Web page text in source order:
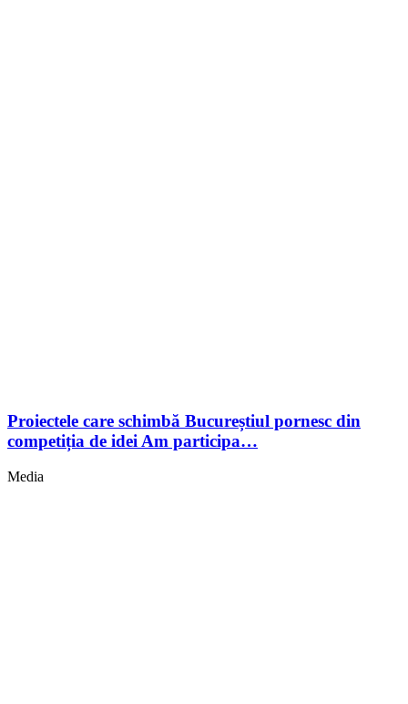
Proiectele care schimbă Bucureștiul pornesc din
competiția de idei Am participa…
Media